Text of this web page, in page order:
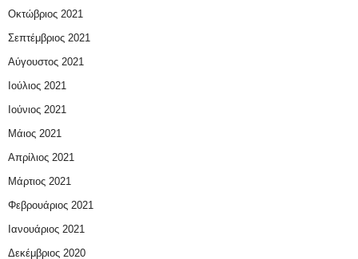
Οκτώβριος 2021
Σεπτέμβριος 2021
Αύγουστος 2021
Ιούλιος 2021
Ιούνιος 2021
Μάιος 2021
Απρίλιος 2021
Μάρτιος 2021
Φεβρουάριος 2021
Ιανουάριος 2021
Δεκέμβριος 2020